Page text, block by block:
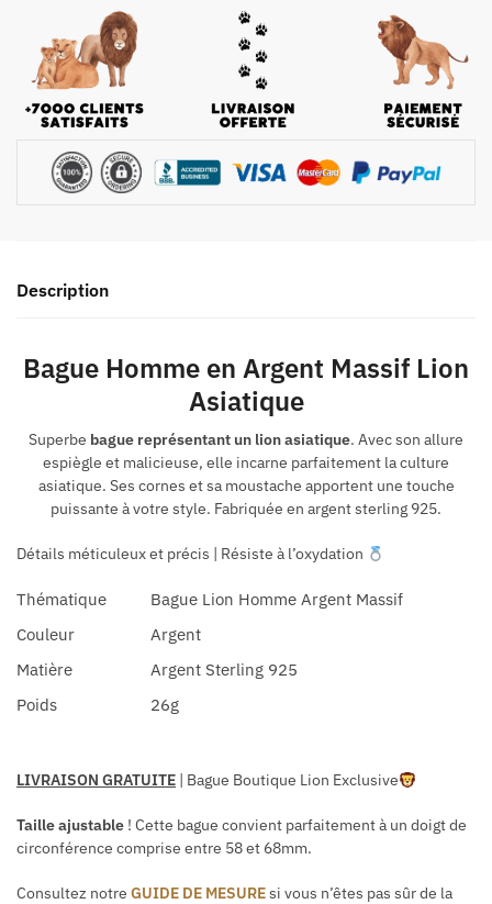
Description
Bague Homme en Argent Massif Lion
Asiatique
Superbe bague représentant un lion asiatique. Avec son allure
espiègle et malicieuse, elle incarne parfaitement la culture
asiatique. Ses cornes et sa moustache apportent une touche
puissante à votre style. Fabriquée en argent sterling 925.
Détails méticuleux et précis | Résiste à l’oxydation
Thématique
Bague Lion Homme Argent Massif
Couleur
Argent
Matière
Argent Sterling 925
Poids
26g
LIVRAISON GRATUITE | Bague Boutique Lion Exclusive
Taille ajustable ! Cette bague convient parfaitement à un doigt de
circonférence comprise entre 58 et 68mm.
Consultez notre GUIDE DE MESUREsi vous n’êtes pas sûr de la